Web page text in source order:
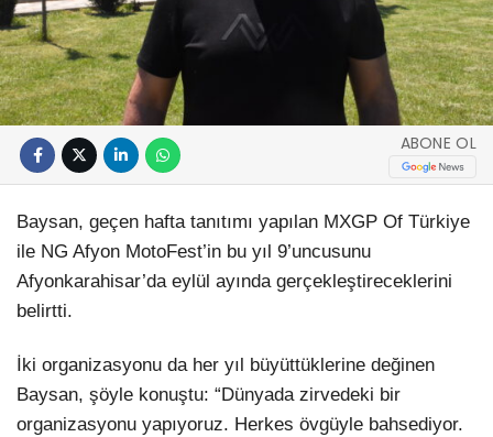
ABONE OL
Baysan, geçen hafta tanıtımı yapılan MXGP Of Türkiye
ile NG Afyon MotoFest’in bu yıl 9’uncusunu
Afyonkarahisar’da eylül ayında gerçekleştireceklerini
belirtti.
İki organizasyonu da her yıl büyüttüklerine değinen
Baysan, şöyle konuştu: “Dünyada zirvedeki bir
organizasyonu yapıyoruz. Herkes övgüyle bahsediyor.